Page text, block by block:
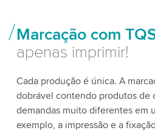
Marcação com
apenas imprimir!
Cada produção é única. A
dobrável contendo produtos de
demandas muito diferentes em
exemplo, a impressão e a